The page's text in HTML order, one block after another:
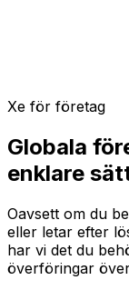
Xe för företag
Globala
enklare
Oavsett om du
eller letar efter
har vi det du
överföringar